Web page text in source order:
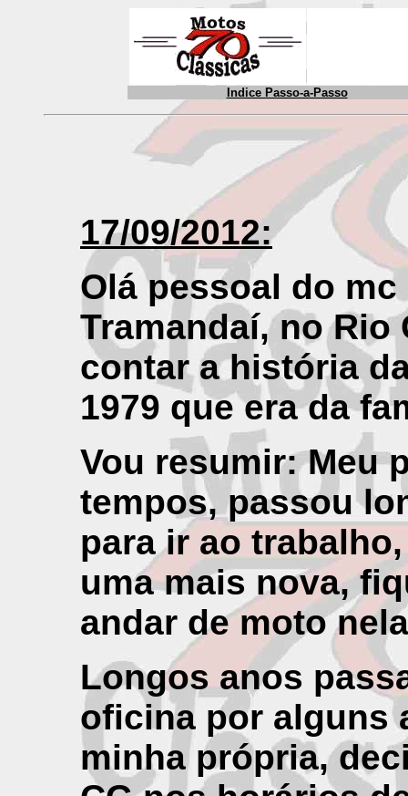
Indice Passo-a-Passo
17/09/2012:
Olá pessoal do
Tramandaí, no Rio
contar a história
1979 que era da
Vou resumir: Meu
tempos, passou
para ir ao
uma mais nova,
andar de moto
Longos anos
oficina por alguns
minha própria,